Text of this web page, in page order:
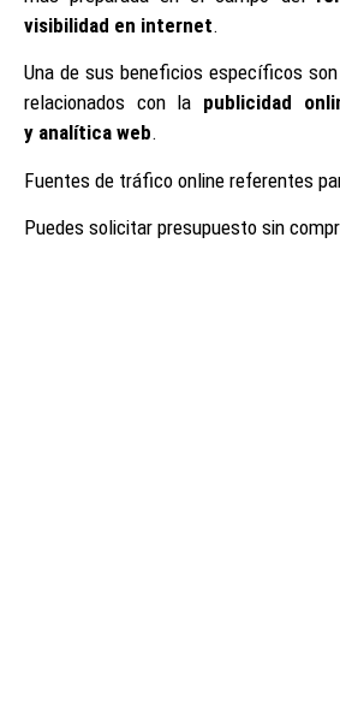
visibilidad en internet.
Una de sus beneficios específicos
relacionados con la publicidad
y analítica web.
Fuentes de tráfico online referentes
Puedes solicitar presupuesto sin